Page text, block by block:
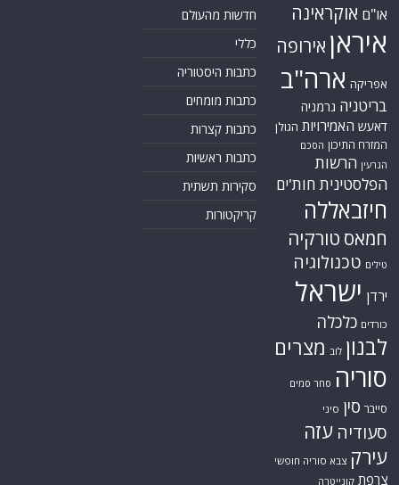
או"ם אוקראינה
איראן אירופה
אפריקה ארה"ב
בריטניה גרמניה
דאעש האמירויות הגולן
המזרח התיכון הסכם
הגרעין הרשות
הפלסטינית חות'ים
חיזבאללה
חמאס טורקיה
טילים טכנולוגיה
ירדן ישראל
כורדים כלכלה
לבנון לוב מצרים
סוריה סחר סמים
סייבר סין סיני
סעודיה עזה
עירק צבא סוריה חופשי
צרפת קונייטרה
חדשות מהעולם
כללי
כתבות היסטוריה
כתבות מומחים
כתבות קצרות
כתבות ראשיות
סקירות תשתית
קריקטורות